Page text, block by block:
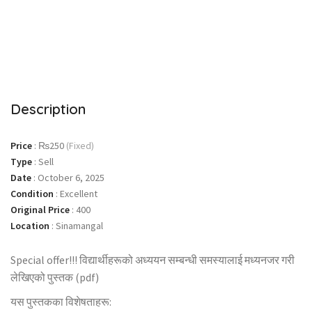
Description
Price : ₨250 (Fixed)
Type : Sell
Date : October 6, 2025
Condition : Excellent
Original Price : 400
Location : Sinamangal
Special offer!!! विद्यार्थीहरूको अध्ययन सम्बन्धी समस्यालाई मध्यनजर गरी
लेखिएको पुस्तक (pdf)
यस पुस्तकका विशेषताहरू: